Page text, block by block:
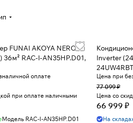
FUNAI AKOYA NERO
36м² RAC-I-AN35HP.D01,
оплате
при оплате наличными
Модель RAC-I-AN35HP.D01
Inverter
Цена при
77 099 ₽
Цена со
66 999 ₽
На